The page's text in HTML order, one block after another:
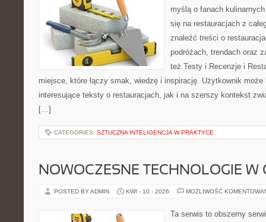
myślą o fanach
się na restauracjach z
znaleźć treści o
podróżach, trendach oraz
też Testy i Recenzje i
miejsce, które łączy smak, wiedzę i inspirację. Użytkownik
interesujące teksty o restauracjach, jak i na szerszy kontekst
[…]
CATEGORIES: SZTUCZNA INTELIGENCJA W PRAKTYCE
NOWOCZESNE TECHNOLOGIE W
POSTED BY ADMIN KWI - 10 - 2026 MOŻLIWOŚĆ
Ta serwis to obszerny